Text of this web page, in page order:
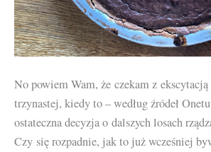
No powiem Wam, że czekam z
trzynastej, kiedy to – według źródeł
ostateczna decyzja o dalszych losach
Czy się rozpadnie, jak to już wcześniej